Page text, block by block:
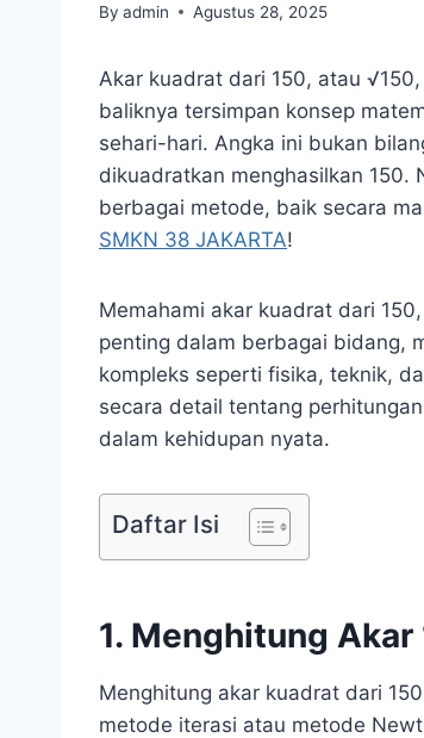
By admin Agustus 28, 2025
Akar kuadrat dari 150, atau
baliknya tersimpan konsep
sehari-hari. Angka ini bukan
dikuadratkan menghasilkan 150.
berbagai metode, baik secara
SMKN 38 JAKARTA!
Memahami akar kuadrat dari
penting dalam berbagai bidang,
kompleks seperti fisika, teknik,
secara detail tentang
dalam kehidupan nyata.
Daftar Isi
1. Menghitung Akar
Menghitung akar kuadrat dari
metode iterasi atau metode